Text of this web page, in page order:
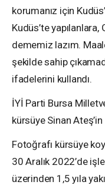
korumanız için
Kudüs’te yapılanlara,
dememiz lazım.
şekilde sahip
ifadelerini kullandı.
İYİ Parti Bursa
kürsüye Sinan
Fotoğrafı kürsüye
30 Aralık 2022’de
üzerinden 1,5 yıla